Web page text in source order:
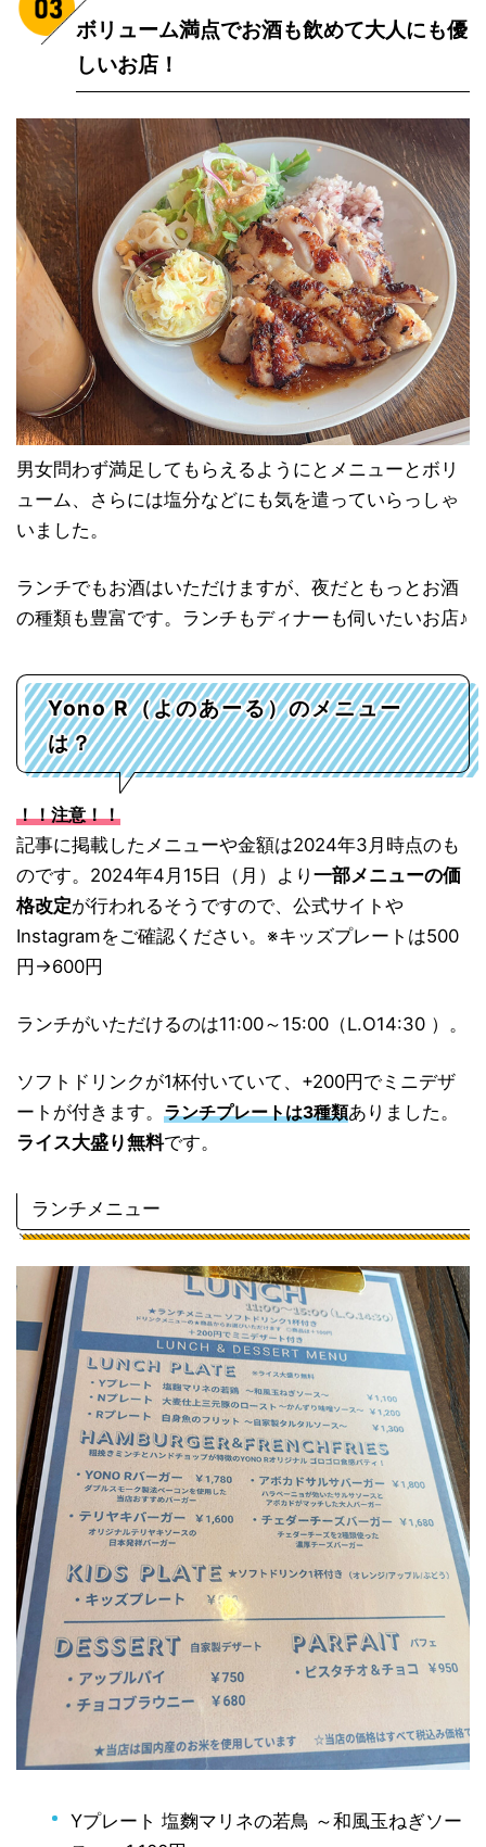
ボリューム満点でお酒も飲めて大人にも優
しいお店！
男女問わず満足してもらえるようにとメニューとボリ
ューム、さらには塩分などにも気を遣っていらっしゃ
いました。
ランチでもお酒はいただけますが、夜だともっとお酒
の種類も豊富です。ランチもディナーも伺いたいお店♪
Yono R（よのあーる）のメニュー
は？
！！注意！！
記事に掲載したメニューや金額は2024年3月時点のも
のです。2024年4月15日（月）より 一部メニューの価
格改定が行われるそうですので、公式サイトや
Instagramをご確認ください。※キッズプレートは500
円→600円
ランチがいただけるのは11:00～15:00（L.O14:30 ）。
ソフトドリンクが1杯付いていて、+200円でミニデザ
ートが付きます。 ランチプレートは3種類ありました。
ライス大盛り無料です。
ランチメニュー
Yプレート 塩麴マリネの若鳥 ～和風玉ねぎソー